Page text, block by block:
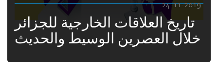
24-11-2019
تاريخ العلاقات الخارجية للجزائر
خلال العصرين الوسيط والحديث